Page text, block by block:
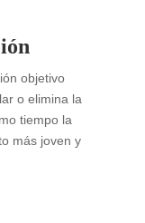
objetivo
o elimina la
tiempo la
más joven y